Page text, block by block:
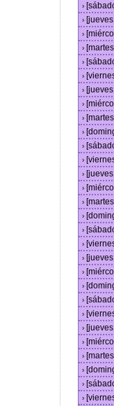
›
›
›
›
›
›
›
›
›
›
›
›
›
›
›
›
›
›
›
›
›
›
›
›
›
›
›
›
›